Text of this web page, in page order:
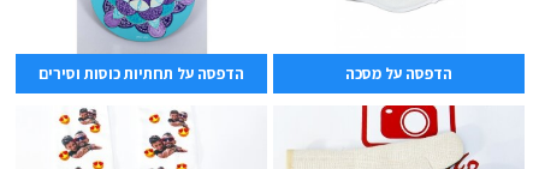
הדפסה על מסכה הדפסה על תחתיות כוסות וסירים